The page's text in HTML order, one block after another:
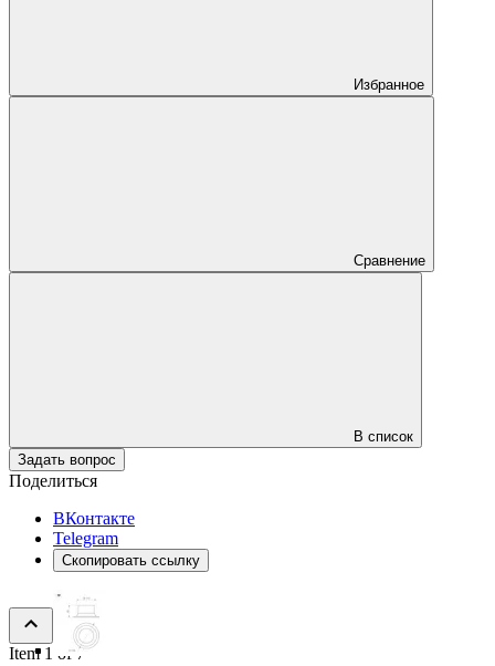
Избранное
Сравнение
В список
Задать вопрос
Поделиться
ВКонтакте
Telegram
Скопировать ссылку
Item 1 of 7